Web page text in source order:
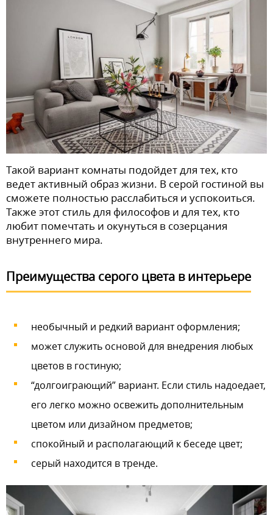
Такой вариант комнаты подойдет для тех, кто
ведет активный образ жизни. В серой гостиной вы
сможете полностью расслабиться и успокоиться.
Также этот стиль для философов и для тех, кто
любит помечтать и окунуться в созерцания
внутреннего мира.
Преимущества серого цвета в интерьере
необычный и редкий вариант оформления;
может служить основой для внедрения любых
цветов в гостиную;
“долгоиграющий” вариант. Если стиль надоедает,
его легко можно освежить дополнительным
цветом или дизайном предметов;
спокойный и располагающий к беседе цвет;
серый находится в тренде.